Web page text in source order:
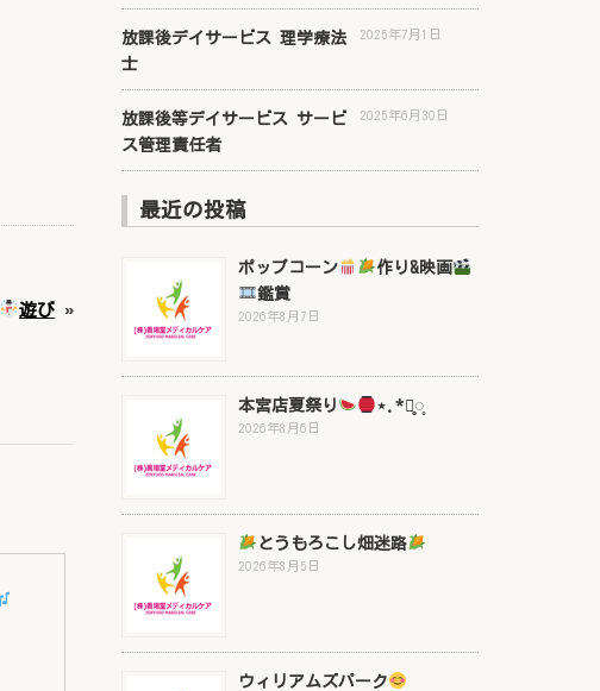
遊び »
放課後デイサービス 理学療法
士
2025年7月1日
放課後等デイサービス サービ
ス管理責任者
2025年6月30日
最近の投稿
ポップコーン
作り&映画
鑑賞
2026年8月7日
本宮店夏祭り ⋆.*⃝̥◌̥
2026年8月6日
とうもろこし畑迷路
2026年8月5日
ウィリアムズパーク